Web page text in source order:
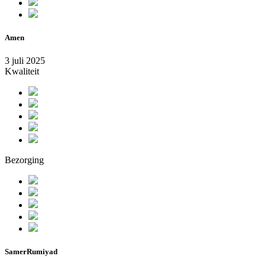
Amen
3 juli 2025
Kwaliteit
Bezorging
SamerRumiyad